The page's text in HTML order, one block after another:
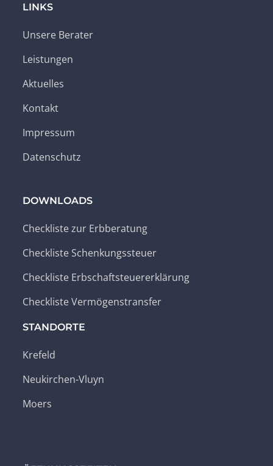
LINKS
Unsere Berater
Leistungen
Aktuelles
Kontakt
Impressum
Datenschutz
DOWNLOADS
Checkliste zur Erbberatung
Checkliste Schenkungssteuer
Checkliste Erbschaftsteuererklärung
Checkliste Vermögenstransfer
STANDORTE
Krefeld
Neukirchen-Vluyn
Moers